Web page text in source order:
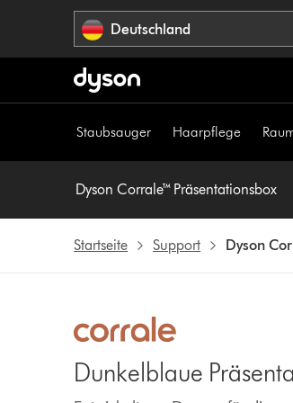
Deutschland
Staubsauger Haarpflege
Dyson Corrale™ Präsentationsbox
Startseite Support Dyson
Dunkelblaue